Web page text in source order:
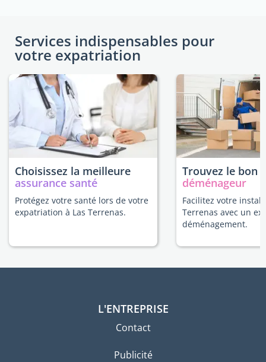
Services indispensables pour
votre expatriation
Choisissez la meilleure
assurance santé
Protégez votre santé lors de votre
expatriation à Las Terrenas.
Trouvez le bon
déménageur
Facilitez votre
Terrenas avec un
déménagement.
L'ENTREPRISE
Contact
Publicité